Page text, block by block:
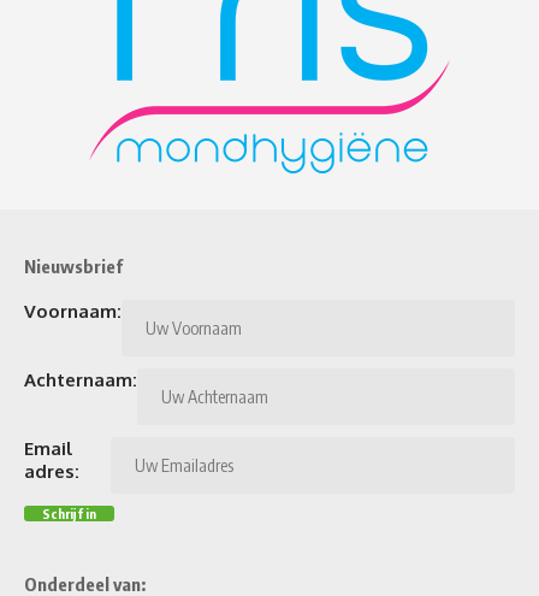
Nieuwsbrief
Voornaam:
Achternaam:
Email
adres:
Onderdeel van: